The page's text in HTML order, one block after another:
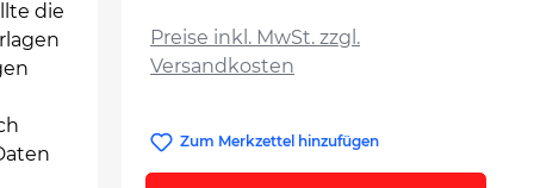
die
Preise inkl. MwSt. zzgl.
Versandkosten
Zum Merkzettel hinzufügen